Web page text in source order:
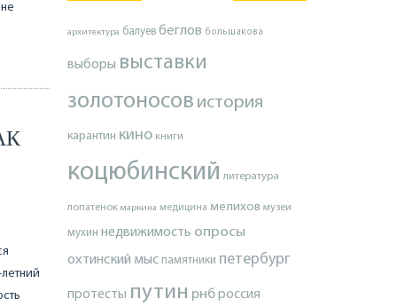
архитектура балуев беглов большакова
выборы выставки
золотоносов история
карантин кино книги
коцюбинский литература
лопатенок маркина медицина мелихов музеи
мухин недвижимость опросы
охтинский мыс памятники петербург
протесты путин рнброссия